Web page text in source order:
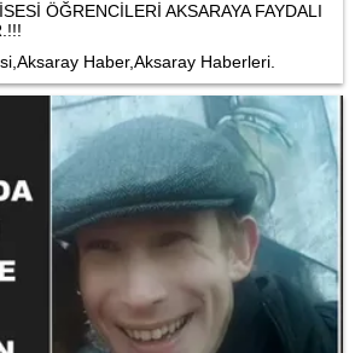
ÖĞRENCİLERİ AKSARAYA FAYDALI
Haber,Aksaray Haberleri.